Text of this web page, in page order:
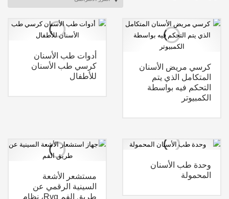
كرسي مريض الأسنان
المتكامل الذي يتم
التحكم فيه بواسطة
الكمبيوتر
أدوات طب الأسنان
كرسي طب الأسنان
للأطفال
وحدة طب الأسنان
المحمولة
مستشعر الأشعة
السينية الرقمي عن
طريق الفم Rvg، نظام